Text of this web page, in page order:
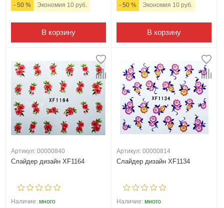
- 50 % Экономия 10 руб.
В корзину
- 50 % Экономия 10 руб.
В корзину
Артикул: 00000840
Слайдер дизайн XF1164
Наличие: много
Артикул: 00000814
Слайдер дизайн XF1134
Наличие: много